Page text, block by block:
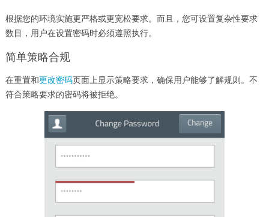
根据您的环境实施更严格或更宽松要求。而且，您可设置复杂性要求
数目，用户在设置密码时必须遵照执行。
简单策略合规
在重置和 更改密码页面上显示策略要求，确保用户能够了解规则。不
符合策略要求的密码将被拒绝。